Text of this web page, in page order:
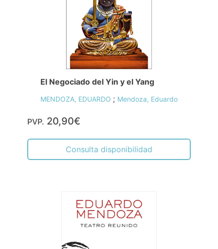
El Negociado del Yin y el Yang
MENDOZA, EDUARDO ; Mendoza, Eduardo
PVP. 20,90€
Consulta disponibilidad